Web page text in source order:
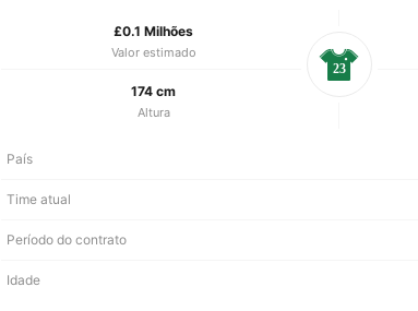
£0.1 Milhões
Valor estimado
174 cm
Altura
23
País
Time atual
Período do contrato
Idade